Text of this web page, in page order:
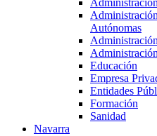
Autónomas
Educación
Empresa
Entidades
Formación
Sanidad
Navarra